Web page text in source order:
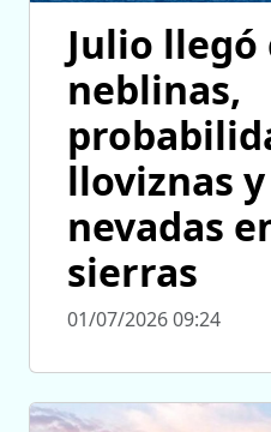
Julio llegó
neblinas,
lloviznas
nevadas
sierras
01/07/2026 09:24